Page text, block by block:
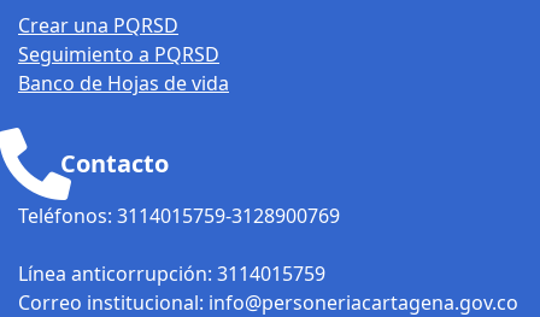
servicio por el que
Crear una PQRSD
Seguimiento a PQRSD
Banco de Hojas de vida
Contacto
Teléfonos: 3114015759-3128900769
Línea anticorrupción: 3114015759
Correo institucional: info@personeriacartagena.gov.co